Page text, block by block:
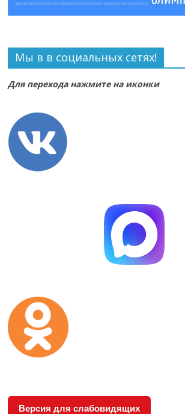
Мы в в социальных сетях!
Для перехода нажмите на иконки
Версия для слабовидящих